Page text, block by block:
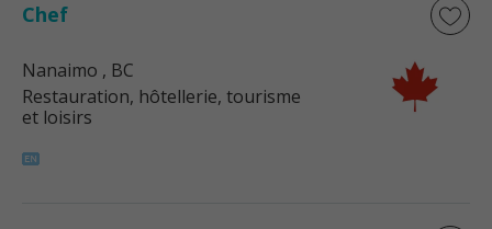
Chef
Nanaimo , BC
Restauration, hôtellerie, tourisme
et loisirs